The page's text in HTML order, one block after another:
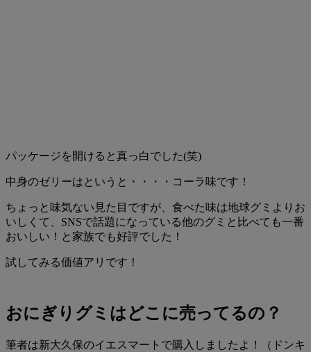
パッケージを開けると真っ白でした(笑)
中身のゼリーはというと・・・・ コーラ味です！
ちょっと味気ない見た目ですが、食べた味は地球グミよりお
いしくて、SNSで話題になっている他のグミと比べても一番
おいしい ！ と家族でも好評でした！
試してみる価値アリです！
おにぎりグミはどこに売ってるの？
筆者は新大久保のイエスマートで購入 しましたよ！（ドンキ